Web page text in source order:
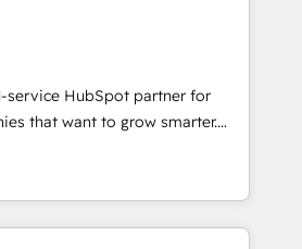
1997
& Content Hubs • AI voice
automation, and smart
+ HubSpot integration •
sales enablement • Website
• ERP integration: SAP,
from any platform •
built on HubSpot • Custom
service HubSpot partner for
that want to grow smarter.
to training, from
to lead generation and
do it all (and with great